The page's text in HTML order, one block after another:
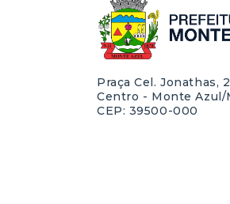
Praça Cel. Jonathas,
Centro - Monte Azul/
CEP: 39500-000